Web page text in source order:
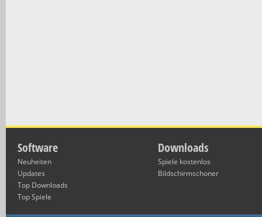
Software
Neuheiten
Updates
Top Downloads
Top Spiele
Downloads
Spiele kostenlos
Bildschirmschoner